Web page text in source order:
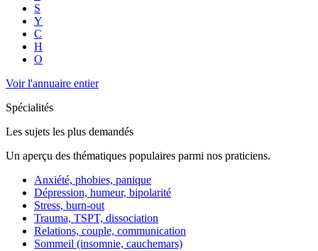
S
Y
C
H
O
Voir l'annuaire entier
Spécialités
Les sujets les plus demandés
Un aperçu des thématiques populaires parmi nos praticiens.
Anxiété, phobies, panique
Dépression, humeur, bipolarité
Stress, burn-out
Trauma, TSPT, dissociation
Relations, couple, communication
Sommeil (insomnie, cauchemars)